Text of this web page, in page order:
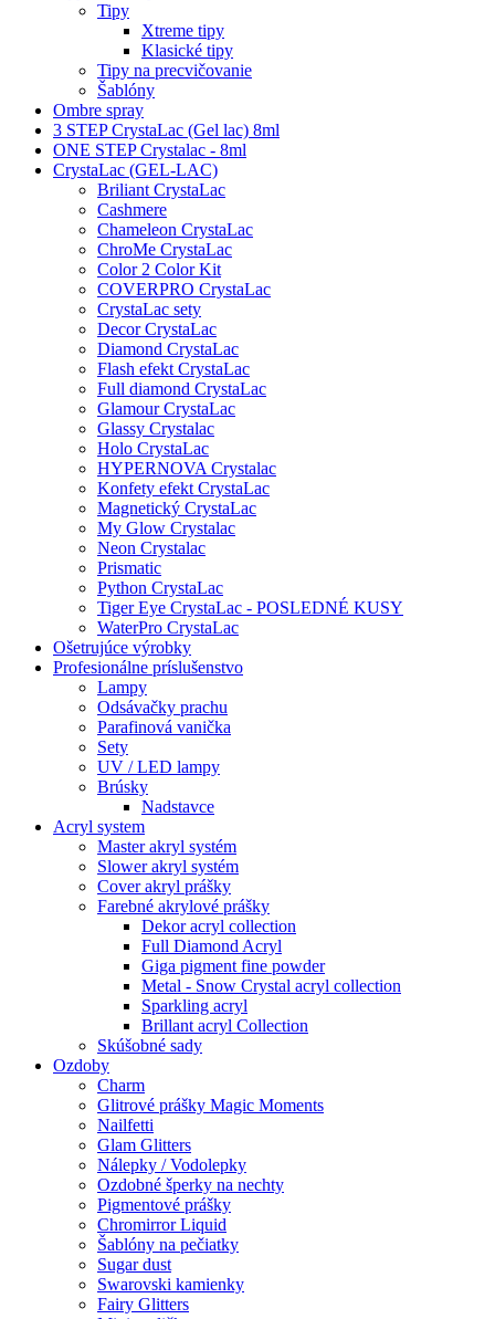
Tipy
Xtreme tipy
Klasické tipy
Tipy na precvičovanie
Šablóny
Ombre spray
3 STEP CrystaLac (Gel lac) 8ml
ONE STEP Crystalac - 8ml
CrystaLac (GEL-LAC)
Briliant CrystaLac
Cashmere
Chameleon CrystaLac
ChroMe CrystaLac
Color 2 Color Kit
COVERPRO CrystaLac
CrystaLac sety
Decor CrystaLac
Diamond CrystaLac
Flash efekt CrystaLac
Full diamond CrystaLac
Glamour CrystaLac
Glassy Crystalac
Holo CrystaLac
HYPERNOVA Crystalac
Konfety efekt CrystaLac
Magnetický CrystaLac
My Glow Crystalac
Neon Crystalac
Prismatic
Python CrystaLac
Tiger Eye CrystaLac - POSLEDNÉ KUSY
WaterPro CrystaLac
Ošetrujúce výrobky
Profesionálne príslušenstvo
Lampy
Odsávačky prachu
Parafinová vanička
Sety
UV / LED lampy
Brúsky
Nadstavce
Acryl system
Master akryl systém
Slower akryl systém
Cover akryl prášky
Farebné akrylové prášky
Dekor acryl collection
Full Diamond Acryl
Giga pigment fine powder
Metal - Snow Crystal acryl collection
Sparkling acryl
Brillant acryl Collection
Skúšobné sady
Ozdoby
Charm
Glitrové prášky Magic Moments
Nailfetti
Glam Glitters
Nálepky / Vodolepky
Ozdobné šperky na nechty
Pigmentové prášky
Chromirror Liquid
Šablóny na pečiatky
Sugar dust
Swarovski kamienky
Fairy Glitters